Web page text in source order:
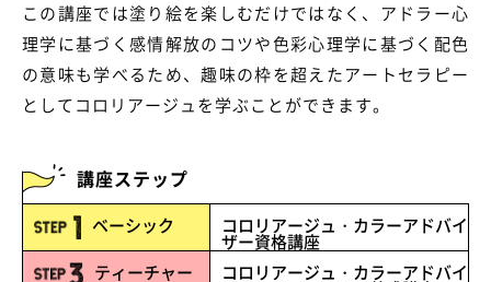
この講座では塗り絵を楽しむだけではなく、 アドラー心
理学に基づく感情解放のコツや色彩心理学に基づく配色
の意味も学べるため、趣味の枠を超えたアートセラピー
としてコロリアージュを学ぶことができます。
講座ステップ
ベーシック コロリアージュ・カラーアドバイ
ザー資格講座
ティーチャー
コロリアージュ・カラーアドバイ